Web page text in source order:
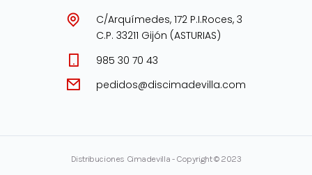
C/Arquímedes, 172 P.I.Roces, 3
C.P. 33211 Gijón (ASTURIAS)
985 30 70 43
pedidos@discimadevilla.com
Distribuciones Cimadevilla - Copyright © 2023